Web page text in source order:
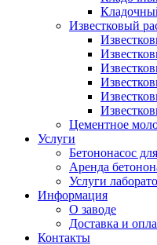
Известковый
Цементное
Услуги
Бетононасос
Аренда
Услуги
Информация
О заводе
Доставка и
Контакты